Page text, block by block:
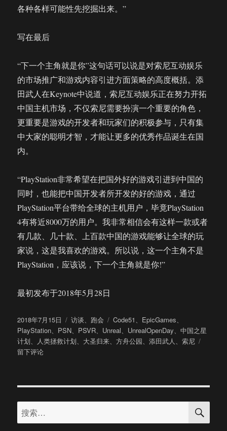
各种各样可能性先挖掘出来。”
写在最后
“下一个主角就是你”这句话可以说是对索尼互动娱乐
的市场推广和游戏内容引进方面策略的高度概括。添
田武人在Keynote中说道，索尼互动娱乐正在努力开拓
中国主机市场，不仅索尼需要扮演一个重要的角色，
更重要是游戏的开发者和玩家们的积极参与，只有集
中大家的聪明才智，才能让更多的优秀作品诞生在国
内。
“PlayStation非常希望在把国外好的游戏引进到中国的
同时，也能把中国开发者所开发的好的游戏，通过
PlayStation平台带给全球的主机用户，毕竟PlayStation
4有将近8000万的用户。我非常相信会有这样一款或者
有几款、几十款、上百款中国的游戏能够让全球的玩
家说，这是我喜欢的游戏。所以说，这一个主角不是
PlayStation，应该说，下一个主角就是你!”
最初发布于2018年5月28日
发
布
于
2018年7月15日
分
类
访谈、 跑会
标
签
Code51、 EpicGames、
PlayStation、 PSN、 PSVR、 Unreal、 UnrealOpenDay、中国之星
计划、 人类拯救计划、 大圣归来、方舟公园、添田武人、索尼
人：
主
机
游
留下评论
搜
索：
搜